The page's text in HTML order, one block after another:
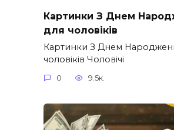
Картинки З Днем
для чоловіків​
Картинки З Днем
чоловіків​ Чоловічі
0 9.5к.